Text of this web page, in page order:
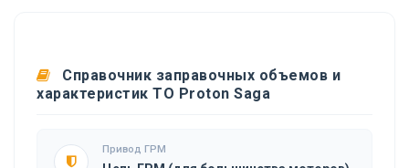
Справочник заправочных объемов и
характеристик ТО Proton Saga
Привод ГРМ